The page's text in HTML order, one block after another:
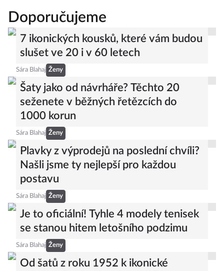
Doporučujeme
7 ikonických kousků, které vám budou
slušet ve 20 i v 60 letech
Sára Blahaj Ženy
Šaty jako od návrháře? Těchto 20
seženete v běžných řetězcích do
1000 korun
Sára Blahaj Ženy
Plavky z výprodejů na poslední chvíli?
Našli jsme ty nejlepší pro každou
postavu
Sára Blahaj Ženy
Je to oficiální! Tyhle 4 modely tenisek
se stanou hitem letošního podzimu
Sára Blahaj Ženy
Od šatů z roku 1952 k ikonické